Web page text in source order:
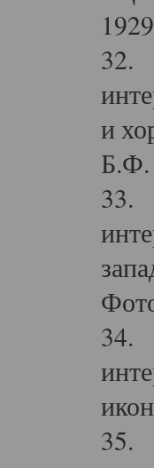
32.
и
Б.Ф.
33.
34.
35.